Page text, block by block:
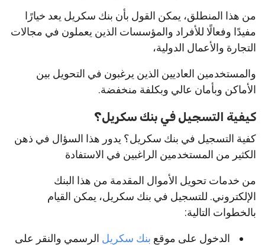
من هذا المنطلق، يمكن القول بأن بنك سكريل يعد خيارًا
مفيدًا وفعالًا للأفراد والمؤسسات الذين يعملون في مجالات
التجارة والأعمال الدولية،
والمستخدمين العاديين الذين يرغبون في التحويل بين
الأماكن وبأمان عالي وبكلفة منخفضة.
كيفية التسجيل في بنك سكريل؟
كفية التسجيل في بنك سكريل؟ يدور هذا السؤال في ذهن
الكثير من المستخدمين الراغبين في الاستفادة
من خدمات تحويل الأموال المقدمة من هذا البنك
الإلكتروني. للتسجيل في بنك سكريل، يمكن القيام
بالخطوات التالية:
الدخول على موقع بنك سكريل الرسمي والنقر على